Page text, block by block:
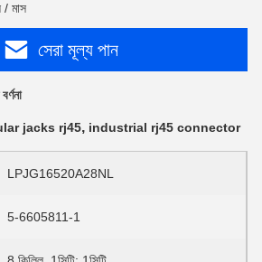
/ মাস
সেরা মূল্য পান
jacks rj45, industrial rj45 connector
LPJG16520A28NL
5-6605811-1